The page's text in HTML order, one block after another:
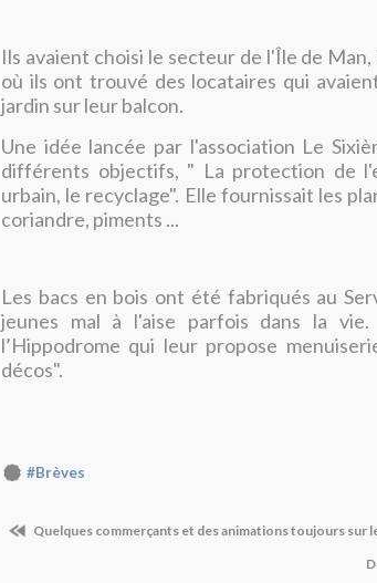
Ils avaient choisi le secteur de l'Île de
où ils ont trouvé des locataires qui
jardin sur leur balcon.
Une idée lancée par l'association Le
différents objectifs, " La protection de
urbain, le recyclage". Elle fournissait les
coriandre, piments ...
Les bacs en bois ont été fabriqués au
jeunes mal à l'aise parfois dans la
l’Hippodrome qui leur propose
décos".
#Brèves
Quelques commerçants et des animations toujours sur